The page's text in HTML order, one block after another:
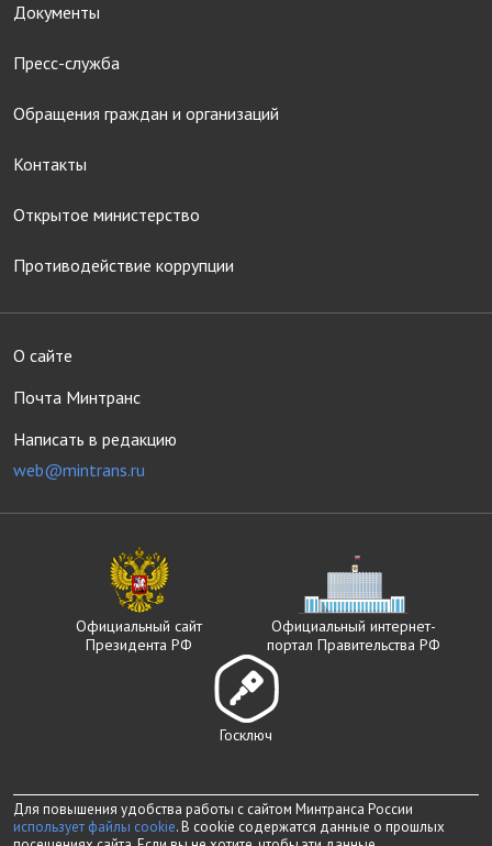
Документы
Пресс-служба
Обращения граждан и организаций
Контакты
Открытое министерство
Противодействие коррупции
О сайте
Почта Минтранс
Написать в редакцию
web@mintrans.ru
Официальный сайт
Президента РФ
Официальный интернет-
портал Правительства РФ
Госключ
Для повышения удобства работы с сайтом Минтранса России
использует файлы cookie. В cookie содержатся данные о прошлых